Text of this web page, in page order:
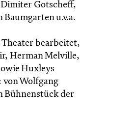
Gotscheff,
Baumgarten u.v.a.
Theater bearbeitet,
Herman Melville,
Huxleys
von Wolfgang
Bühnenstück der